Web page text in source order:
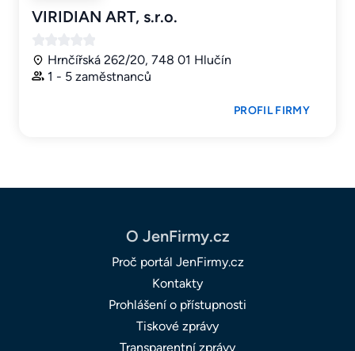
VIRIDIAN ART, s.r.o.
Hrnčířská 262/20, 748 01 Hlučín
1 - 5 zaměstnanců
PROFIL FIRMY
O JenFirmy.cz
Proč portál JenFirmy.cz
Kontakty
Prohlášení o přístupnosti
Tiskové zprávy
Transparentní zprávy